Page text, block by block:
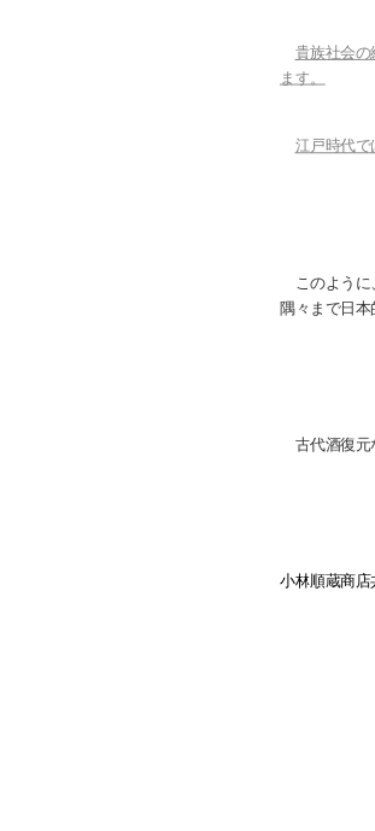
貴族社会の
ます。
江戸時代
このよう
隅々まで日本
古代酒復元
小林順蔵商店